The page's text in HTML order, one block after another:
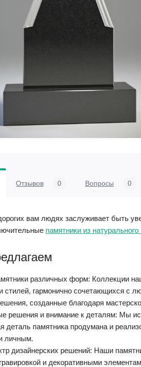
Отзывов 0 Вопросы 0
вам людях заслуживает быть
памятники из натурального
различных форм: Коллекции
гармонично сочетающихся с
созданные благодаря
решения и внимание к деталям: Мы
деталь памятника продумана и
личным.
дизайнерских решений: Наши
и декоративными